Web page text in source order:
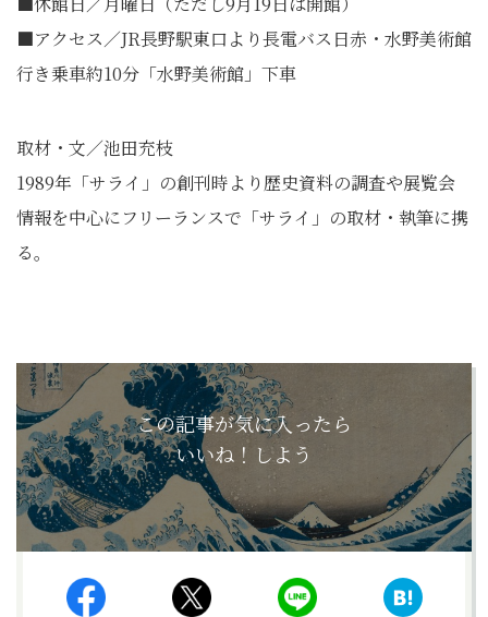
■アクセス／JR長野駅東口より長電バス日赤・水野美術館
行き乗車約10分「水野美術館」下車
取材・文／池田充枝
1989年「サライ」 の創刊時より歴史資料の調査や展覧会
情報を中心にフリーランスで 「サライ」の取材・執筆に携
る。
この記事が気に入ったら
いいね！しよう